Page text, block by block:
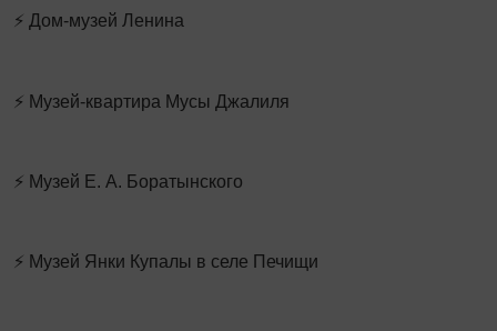
⚡ Дом-музей Ленина
⚡ Музей-квартира Мусы Джалиля
⚡ Музей Е. А. Боратынского
⚡ Музей Янки Купалы в селе Печищи